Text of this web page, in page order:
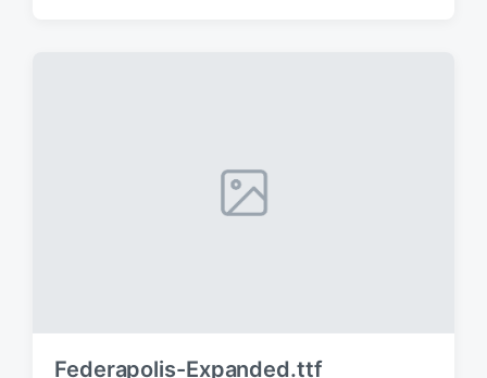
Federapolis-Expanded.ttf